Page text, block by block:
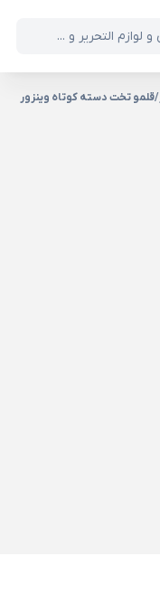
/قلمو تخت دسته کوتاه وینزور